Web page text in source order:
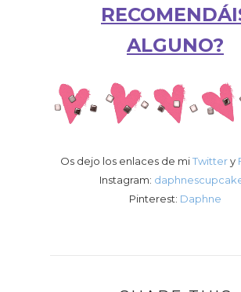
ALGUNO?
Os dejo los enlaces de miTwittery
Instagram:
Pinterest: Daphne